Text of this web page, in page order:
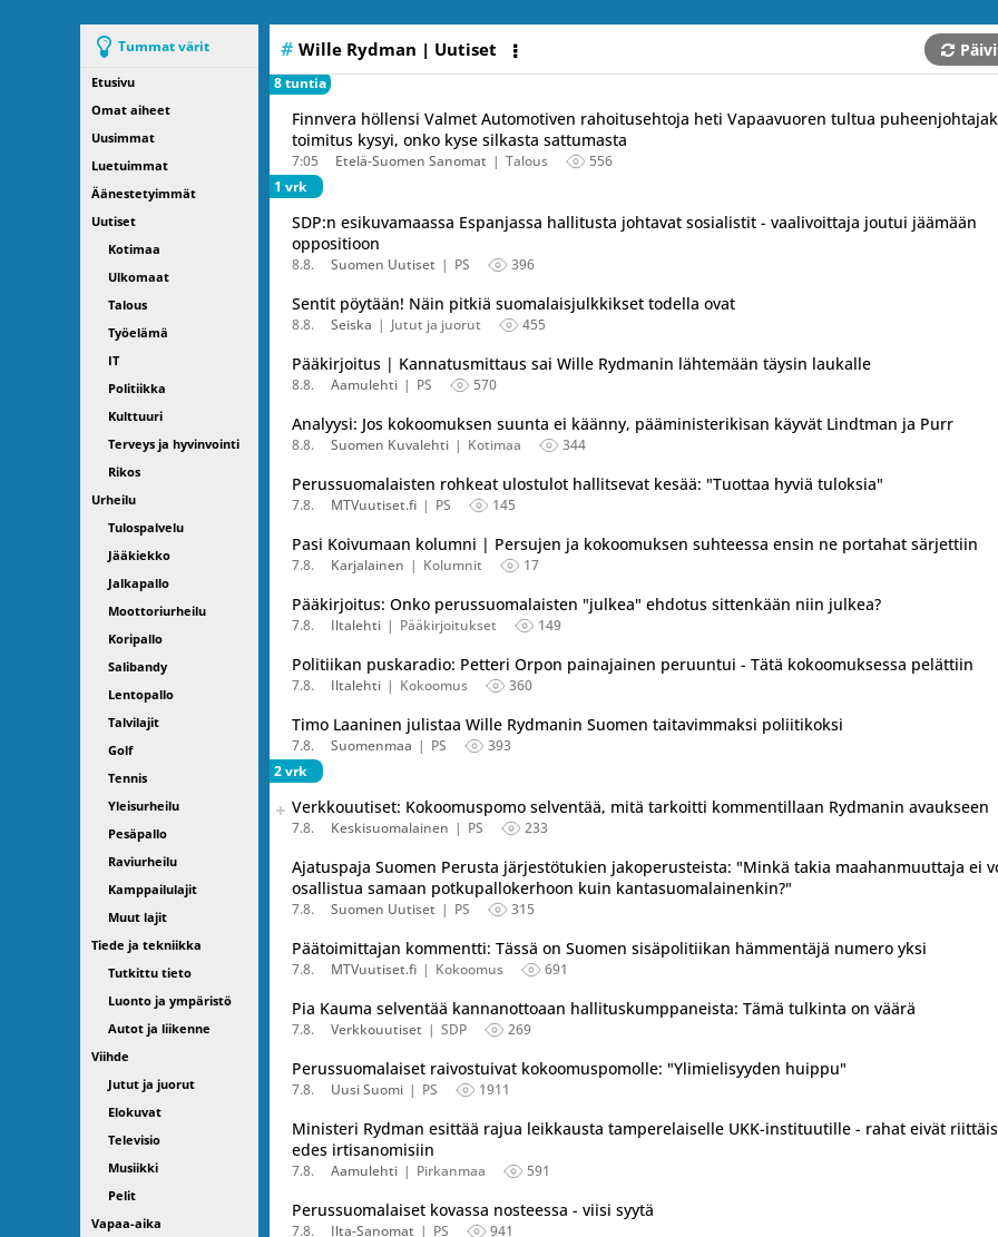
Tummat värit
Etusivu
Omat aiheet
Uusimmat
Luetuimmat
Äänestetyimmät
Uutiset
Kotimaa
Ulkomaat
Talous
Työelämä
IT
Politiikka
Kulttuuri
Terveys ja hyvinvointi
Rikos
Urheilu
Tulospalvelu
Jääkiekko
Jalkapallo
Moottoriurheilu
Koripallo
Salibandy
Lentopallo
Talvilajit
Golf
Tennis
Yleisurheilu
Pesäpallo
Raviurheilu
Kamppailulajit
Muut lajit
Tiede ja tekniikka
Tutkittu tieto
Luonto ja ympäristö
Autot ja liikenne
Viihde
Jutut ja juorut
Elokuvat
Televisio
Musiikki
Pelit
Vapaa-aika
Wille Rydman | Uutiset
8 tuntia
Finnvera höllensi Valmet Automotiven rahoitusehtoja heti Vapaavuoren tultua
toimitus kysyi, onko kyse silkasta sattumasta
7:05 Etelä-Suomen Sanomat Talous
556
1 vrk
SDP:n esikuvamaassa Espanjassa hallitusta johtavat sosialistit - vaalivoittaja joutui jäämään
oppositioon
8.8. Suomen Uutiset PS 396
Sentit pöytään! Näin pitkiä suomalaisjulkkikset todella ovat
8.8. Seiska Jutut ja juorut 455
Pääkirjoitus | Kannatusmittaus sai Wille Rydmanin lähtemään täysin laukalle
8.8. Aamulehti PS 570
Analyysi: Jos kokoomuksen suunta ei käänny, pääministerikisan käyvät Lindtman ja Purr
8.8. Suomen Kuvalehti Kotimaa 344
Perussuomalaisten rohkeat ulostulot hallitsevat kesää: "Tuottaa hyviä tuloksia"
7.8. MTVuutiset.fi PS 145
Pasi Koivumaan kolumni | Persujen ja kokoomuksen suhteessa ensin ne portahat särjettiin
7.8. Karjalainen Kolumnit 17
Pääkirjoitus: Onko perussuomalaisten "julkea" ehdotus sittenkään niin julkea?
7.8. Iltalehti Pääkirjoitukset 149
Politiikan puskaradio: Petteri Orpon painajainen peruuntui - Tätä kokoomuksessa pelättiin
7.8. Iltalehti Kokoomus 360
Timo Laaninen julistaa Wille Rydmanin Suomen taitavimmaksi poliitikoksi
7.8. Suomenmaa PS
393
2 vrk
Seuraava uutinen on julkaistu useassa eri lähteessä.
Listaa uutisen kaikki versiot
Verkkouutiset: Kokoomuspomo selventää, mitä tarkoitti kommentillaan Rydmanin avaukseen
7.8. Keskisuomalainen PS 233
Ajatuspaja Suomen Perusta järjestötukien jakoperusteista: "Minkä takia maahanmuuttaja ei
osallistua samaan potkupallokerhoon kuin kantasuomalainenkin?"
7.8. Suomen Uutiset PS 315
Päätoimittajan kommentti: Tässä on Suomen sisäpolitiikan hämmentäjä numero yksi
7.8. MTVuutiset.fi Kokoomus 691
Pia Kauma selventää kannanottoaan hallituskumppaneista: Tämä tulkinta on väärä
7.8. Verkkouutiset SDP 269
Perussuomalaiset raivostuivat kokoomuspomolle: "Ylimielisyyden huippu"
7.8. Uusi Suomi PS 1911
Ministeri Rydman esittää rajua leikkausta tamperelaiselle UKK-instituutille - rahat eivät
edes irtisanomisiin
7.8. Aamulehti Pirkanmaa 591
Perussuomalaiset kovassa nosteessa - viisi syytä
7.8. Ilta-Sanomat PS 941